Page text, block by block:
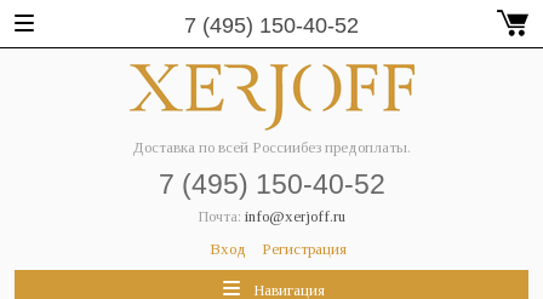
7 (495) 150-40-52
Доставка по всей Россиибез предоплаты.
7 (495) 150-40-52
Почта: info@xerjoff.ru
Вход
Регистрация
Навигация